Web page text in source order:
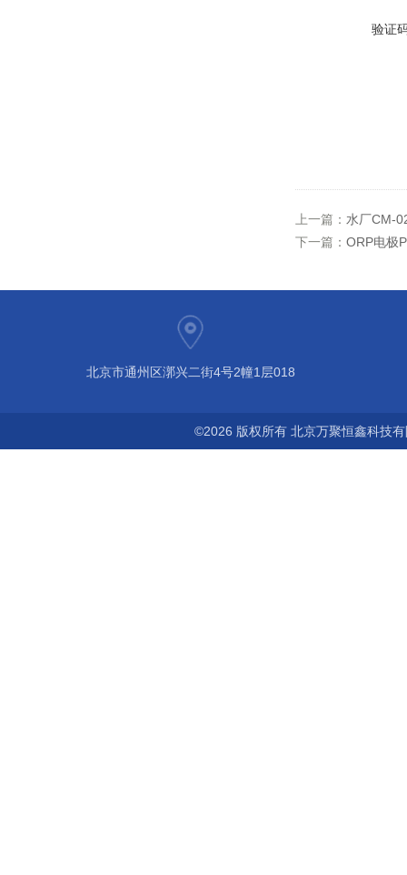
验证
上一篇： 水厂CM-
下一篇： ORP电极
北京市通州区漷兴二街4号2幢1层018
©2026 版权所有 北京万聚恒鑫科技